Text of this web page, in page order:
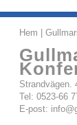
Hem |
Tel: 0523-66
E-post: